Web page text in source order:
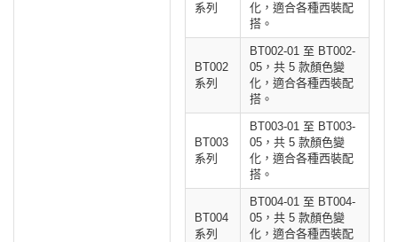
系列
化，適合各種西裝配
搭。
BT002
系列
BT002-01 至 BT002-
05，共 5 款顏色變
化，適合各種西裝配
搭。
BT003
系列
BT003-01 至 BT003-
05，共 5 款顏色變
化，適合各種西裝配
搭。
BT004
系列
BT004-01 至 BT004-
05，共 5 款顏色變
化，適合各種西裝配